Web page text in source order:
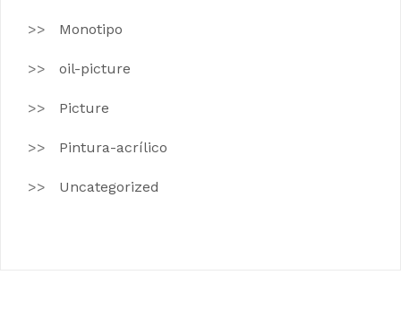
Monotipo
oil-picture
Picture
Pintura-acrílico
Uncategorized